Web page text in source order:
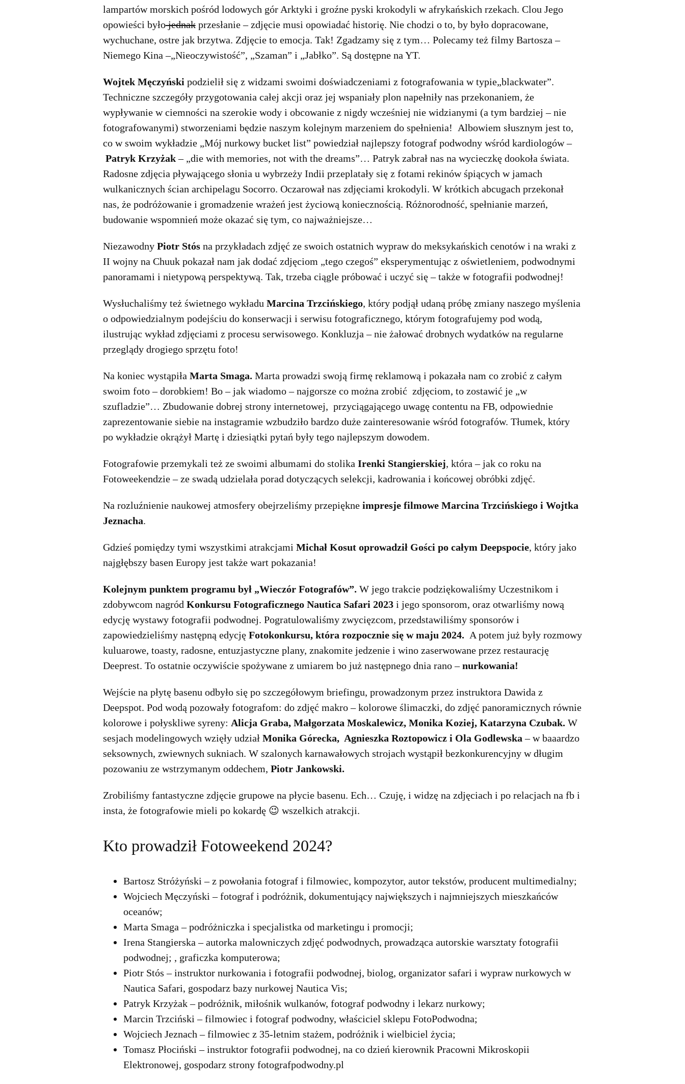
lampartów morskich pośród lodowych gór Arktyki i groźne pyski krokodyli w afrykańskich rzekach. Clou Jego
opowieści byłojednakprzesłanie – zdjęcie musi opowiadać historię. Nie chodzi o to, by było dopracowane,
wychuchane, ostre jak brzytwa. Zdjęcie to emocja. Tak! Zgadzamy się z tym… Polecamy też filmy Bartosza –
Niemego Kina –„Nieoczywistość”, „Szaman” i „Jabłko”. Są dostępne na YT.
Wojtek Męczyński podzielił się z widzami swoimi doświadczeniami z fotografowania w typie„blackwater”.
Techniczne szczegóły przygotowania całej akcji oraz jej wspaniały plon napełniły nas przekonaniem, że
wypływanie w ciemności na szerokie wody i obcowanie z nigdy wcześniej nie widzianymi (a tym bardziej – nie
fotografowanymi) stworzeniami będzie naszym kolejnym marzeniem do spełnienia! Albowiem słusznym jest to,
co w swoim wykładzie „Mój nurkowy bucket list” powiedział najlepszy fotograf podwodny wśród kardiologów –
Patryk Krzyżak– „die with memories, not with the dreams”… Patryk zabrał nas na wycieczkę dookoła świata.
Radosne zdjęcia pływającego słonia u wybrzeży Indii przeplatały się z fotami rekinów śpiących w jamach
wulkanicznych ścian archipelagu Socorro. Oczarował nas zdjęciami krokodyli. W krótkich abcugach przekonał
nas, że podróżowanie i gromadzenie wrażeń jest życiową koniecznością. Różnorodność, spełnianie marzeń,
budowanie wspomnień może okazać się tym, co najważniejsze…
Niezawodny Piotr Stósna przykładach zdjęć ze swoich ostatnich wypraw do meksykańskich cenotów i na wraki z
II wojny na Chuuk pokazał nam jak dodać zdjęciom „tego czegoś” eksperymentując z oświetleniem, podwodnymi
panoramami i nietypową perspektywą. Tak, trzeba ciągle próbować i uczyć się – także w fotografii podwodnej!
Wysłuchaliśmy też świetnego wykładu Marcina Trzcińskiego, który podjął udaną próbę zmiany naszego myślenia
o odpowiedzialnym podejściu do konserwacji i serwisu fotograficznego, którym fotografujemy pod wodą,
ilustrując wykład zdjęciami z procesu serwisowego. Konkluzja – nie żałować drobnych wydatków na regularne
przeglądy drogiego sprzętu foto!
Na koniec wystąpiła Marta Smaga. Marta prowadzi swoją firmę reklamową i pokazała nam co zrobić z całym
swoim foto – dorobkiem! Bo – jak wiadomo – najgorsze co można zrobić zdjęciom, to zostawić je „w
szufladzie”… Zbudowanie dobrej strony internetowej, przyciągającego uwagę contentu na FB, odpowiednie
zaprezentowanie siebie na instagramie wzbudziło bardzo duże zainteresowanie wśród fotografów. Tłumek, który
po wykładzie okrążył Martę i dziesiątki pytań były tego najlepszym dowodem.
Fotografowie przemykali też ze swoimi albumami do stolika Irenki Stangierskiej, która – jak co roku na
Fotoweekendzie – ze swadą udzielała porad dotyczących selekcji, kadrowania i końcowej obróbki zdjęć.
Na rozluźnienie naukowej atmosfery obejrzeliśmy przepiękne impresje filmowe Marcina Trzcińskiego i Wojtka
Jeznacha.
Gdzieś pomiędzy tymi wszystkimi atrakcjami Michał Kosut oprowadził Gości po całym Deepspocie, który jako
najgłębszy basen Europy jest także wart pokazania!
Kolejnym punktem programu był „Wieczór Fotografów”. W jego trakcie podziękowaliśmy Uczestnikom i
zdobywcom nagród Konkursu Fotograficznego Nautica Safari 2023i jego sponsorom, oraz otwarliśmy nową
edycję wystawy fotografii podwodnej. Pogratulowaliśmy zwycięzcom, przedstawiliśmy sponsorów i
zapowiedzieliśmy następną edycję Fotokonkursu, która rozpocznie się w maju 2024. A potem już były rozmowy
kuluarowe, toasty, radosne, entuzjastyczne plany, znakomite jedzenie i wino zaserwowane przez restaurację
Deeprest. To ostatnie oczywiście spożywane z umiarem bo już następnego dnia rano –nurkowania!
Wejście na płytę basenu odbyło się po szczegółowym briefingu, prowadzonym przez instruktora Dawida z
Deepspot. Pod wodą pozowały fotografom: do zdjęć makro – kolorowe ślimaczki, do zdjęć panoramicznych równie
kolorowe i połyskliwe syreny: Alicja Graba, Małgorzata Moskalewicz, Monika Koziej, Katarzyna Czubak. W
sesjach modelingowych wzięły udział Monika Górecka, Agnieszka Roztopowicz i Ola Godlewska – w baaardzo
seksownych, zwiewnych sukniach. W szalonych karnawałowych strojach wystąpił bezkonkurencyjny w długim
pozowaniu ze wstrzymanym oddechem, Piotr Jankowski.
Zrobiliśmy fantastyczne zdjęcie grupowe na płycie basenu. Ech… Czuję, i widzę na zdjęciach i po relacjach na fb i
insta, że fotografowie mieli po kokardę 😉 wszelkich atrakcji.
Kto prowadził Fotoweekend 2024?
Bartosz Stróżyński – z powołania fotograf i filmowiec, kompozytor, autor tekstów, producent multimedialny;
Wojciech Męczyński – fotograf i podróżnik, dokumentujący największych i najmniejszych mieszkańców
oceanów;
Marta Smaga – podróżniczka i specjalistka od marketingu i promocji;
Irena Stangierska – autorka malowniczych zdjęć podwodnych, prowadząca autorskie warsztaty fotografii
podwodnej; , graficzka komputerowa;
Piotr Stós – instruktor nurkowania i fotografii podwodnej, biolog, organizator safari i wypraw nurkowych w
Nautica Safari, gospodarz bazy nurkowej Nautica Vis;
Patryk Krzyżak – podróżnik, miłośnik wulkanów, fotograf podwodny i lekarz nurkowy;
Marcin Trzciński – filmowiec i fotograf podwodny, właściciel sklepu FotoPodwodna;
Wojciech Jeznach – filmowiec z 35-letnim stażem, podróżnik i wielbiciel życia;
Tomasz Płociński – instruktor fotografii podwodnej, na co dzień kierownik Pracowni Mikroskopii
Elektronowej, gospodarz strony fotografpodwodny.pl